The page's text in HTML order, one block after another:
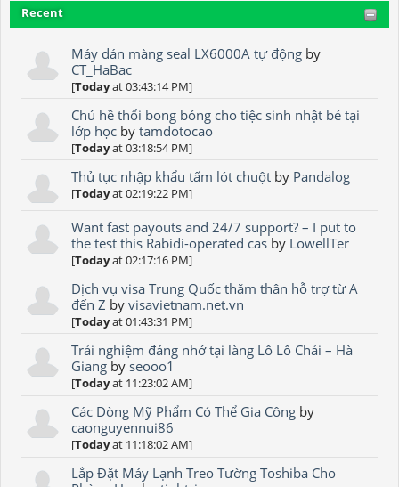
Recent
Máy dán màng seal LX6000A tự động by
CT_HaBac
[Todayat 03:43:14 PM]
Chú hề thổi bong bóng cho tiệc sinh nhật bé tại
lớp học bytamdotocao
[Todayat 03:18:54 PM]
Thủ tục nhập khẩu tấm lót chuột by Pandalog
[Todayat 02:19:22 PM]
Want fast payouts and 24/7 support? – I put to
the test this Rabidi-operated cas by LowellTer
[Todayat 02:17:16 PM]
Dịch vụ visa Trung Quốc thăm thân hỗ trợ từ A
đến Z byvisavietnam.net.vn
[Todayat 01:43:31 PM]
Trải nghiệm đáng nhớ tại làng Lô Lô Chải – Hà
Giang byseooo1
[Todayat 11:23:02 AM]
Các Dòng Mỹ Phẩm Có Thể Gia Công by
caonguyennui86
[Todayat 11:18:02 AM]
Lắp Đặt Máy Lạnh Treo Tường Toshiba Cho